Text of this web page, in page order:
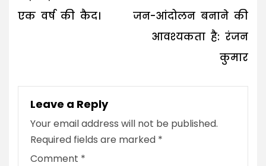
एक वर्ष की कैद।
जन-आंदोलन बनाने की
आवश्यकता है: रंजन
कुमार
Leave a Reply
Your email address will not be published.
Required fields are marked *
Comment *